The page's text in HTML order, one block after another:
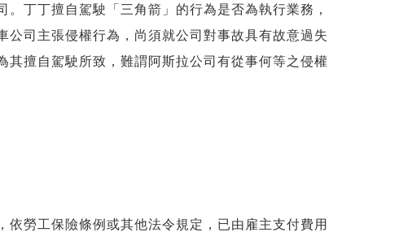
丁丁擅自駕駛「三角箭」的行為是否為執行業務，
司主張侵權行為，尚須就公司對事故具有故意過失
擅自駕駛所致，難謂阿斯拉公司有從事何等之侵權
勞工保險條例或其他法令規定，已由雇主支付費用